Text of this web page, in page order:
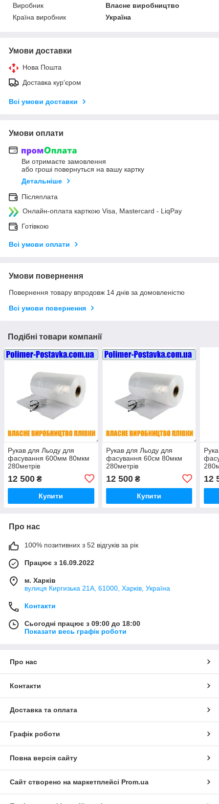
Виробник
Власне виробництво
Країна виробник
Україна
Умови доставки
Нова Пошта
Доставка кур'єром
Всі умови доставки
Умови оплати
Ви отримаєте замовлення
або гроші повернуться на вашу картку
Детальніше
Післяплата
Онлайн-оплата карткою Visa, Mastercard - LiqPay
Готівкою
Всі умови оплати
Умови повернення
Повернення товару впродовж 14 днів за домовленістю
Всі умови повернення
Подібні товари компанії
Рукав для Льоду для
фасування 600мм 80мкм
280метрів
первинний харчовий)
12 500 ₴
Купити
Рукав для Льоду для
фасування 60см 80мкм
280метрів
первинний харчовий)
12 500₴
Купити
12
Про нас
100% позитивних з 52 відгуків за рік
Працює з 16.09.2022
м. Харків
вулиця Киргизька 21А, 61000, Харків, Україна
Контакти
Сьогодні працює з 09:00 до 18:00
Показати весь графік роботи
Про нас
Контакти
Доставка та оплата
Графік роботи
Повна версія сайту
Сайт створено на маркетплейсі Prom.ua